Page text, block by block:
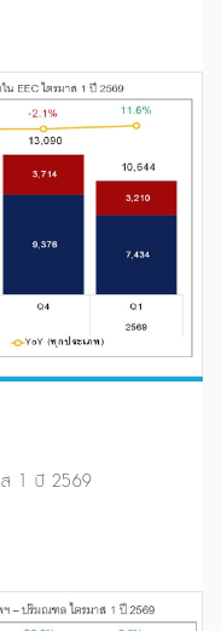
ส 1 ปี 2569